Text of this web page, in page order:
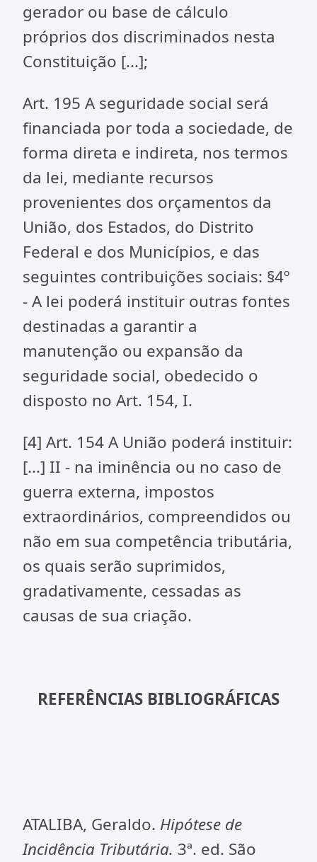
gerador ou base de cálculo
próprios dos discriminados nesta
Constituição [...];
Art. 195 A seguridade social será
financiada por toda a sociedade, de
forma direta e indireta, nos termos
da lei, mediante recursos
provenientes dos orçamentos da
União, dos Estados, do Distrito
Federal e dos Municípios, e das
seguintes contribuições sociais: §4º
- A lei poderá instituir outras fontes
destinadas a garantir a
manutenção ou expansão da
seguridade social, obedecido o
disposto no Art. 154, I.
[4] Art. 154 A União poderá instituir:
[...] II - na iminência ou no caso de
guerra externa, impostos
extraordinários, compreendidos ou
não em sua competência tributária,
os quais serão suprimidos,
gradativamente, cessadas as
causas de sua criação.
REFERÊNCIAS BIBLIOGRÁFICAS
ATALIBA, Geraldo. Hipótese de
Incidência Tributária. 3ª. ed. São